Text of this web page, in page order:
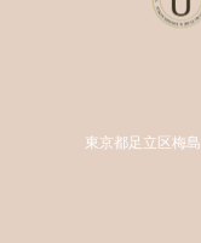
東京都足立区梅